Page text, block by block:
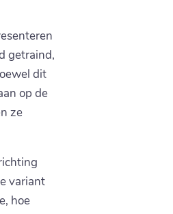
getraind,
dit
op de
ze
variant
hoe